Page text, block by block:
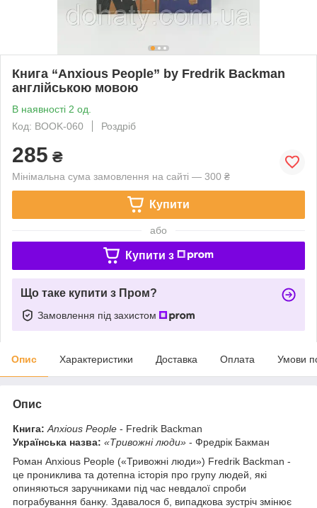
Книга “Anxious People” by Fredrik Backman
англійською мовою
В наявності 2 од.
Код: BOOK-060
Роздріб
285 ₴
Мінімальна сума замовлення на сайті — 300 ₴
Купити
або
Купити з
Що таке купити з Пром?
Замовлення під захистом
Опис Характеристики Доставка Оплата Умови
Опис
Книга: Anxious People - Fredrik Backman
Українська назва: «Тривожні люди» - Фредрік Бакман
Роман Anxious People («Тривожні люди») Fredrik Backman -
це прониклива та дотепна історія про групу людей, які
опиняються заручниками під час невдалої спроби
пограбування банку. Здавалося б, випадкова зустріч змінює